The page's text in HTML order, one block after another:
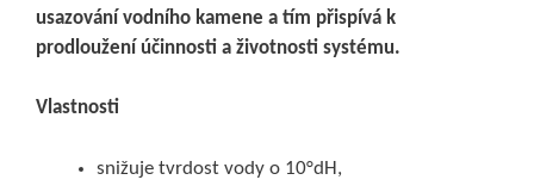
usazování vodního kamene a tím přispívá k
prodloužení účinnosti a životnosti systému.
Vlastnosti
snižuje tvrdost vody o 10°dH,